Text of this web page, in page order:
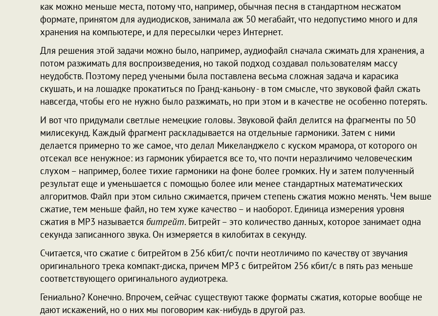
как можно меньше места, потому что, например, обычная песня в стандартном несжатом
формате, принятом для аудиодисков, занимала аж 50 мегабайт, что недопустимо много и для
хранения на компьютере, и для пересылки через Интернет.
Для решения этой задачи можно было, например, аудиофайл сначала сжимать для хранения, а
потом разжимать для воспроизведения, но такой подход создавал пользователям массу
неудобств. Поэтому перед учеными была поставлена весьма сложная задача и карасика
скушать, и на лошадке прокатиться по Гранд-каньону - в том смысле, что звуковой файл сжать
навсегда, чтобы его не нужно было разжимать, но при этом и в качестве не особенно потерять.
И вот что придумали светлые немецкие головы. Звуковой файл делится на фрагменты по 50
милисекунд. Каждый фрагмент раскладывается на отдельные гармоники. Затем с ними
делается примерно то же самое, что делал Микеланджело с куском мрамора, от которого он
отсекал все ненужное: из гармоник убирается все то, что почти неразличимо человеческим
слухом – например, более тихие гармоники на фоне более громких. Ну и затем полученный
результат еще и уменьшается с помощью более или менее стандартных математических
алгоритмов. Файл при этом сильно сжимается, причем степень сжатия можно менять. Чем выше
сжатие, тем меньше файл, но тем хуже качество – и наоборот. Единица измерения уровня
сжатия в MP3 называется битрейт. Битрейт – это количество данных, которое занимает одна
секунда записанного звука. Он измеряется в килобитах в секунду.
Считается, что сжатие c битрейтом в 256 кбит/с почти неотличимо по качеству от звучания
оригинального трека компакт-диска, причем MP3 с битрейтом 256 кбит/с в пять раз меньше
соответствующего оригинального аудиотрека.
Гениально? Конечно. Впрочем, сейчас существуют также форматы сжатия, которые вообще не
дают искажений, но о них мы поговорим как-нибудь в другой раз.